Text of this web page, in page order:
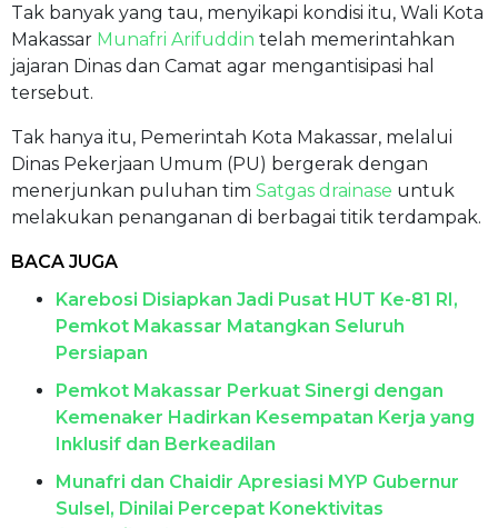
Tak banyak yang tau, menyikapi kondisi itu, Wali Kota
Makassar Munafri Arifuddin telah memerintahkan
jajaran Dinas dan Camat agar mengantisipasi hal
tersebut.
Tak hanya itu, Pemerintah Kota Makassar, melalui
Dinas Pekerjaan Umum (PU) bergerak dengan
menerjunkan puluhan tim Satgas drainase untuk
melakukan penanganan di berbagai titik terdampak.
BACA JUGA
Karebosi Disiapkan Jadi Pusat HUT Ke-81 RI,
Pemkot Makassar Matangkan Seluruh
Persiapan
Pemkot Makassar Perkuat Sinergi dengan
Kemenaker Hadirkan Kesempatan Kerja yang
Inklusif dan Berkeadilan
Munafri dan Chaidir Apresiasi MYP Gubernur
Sulsel, Dinilai Percepat Konektivitas